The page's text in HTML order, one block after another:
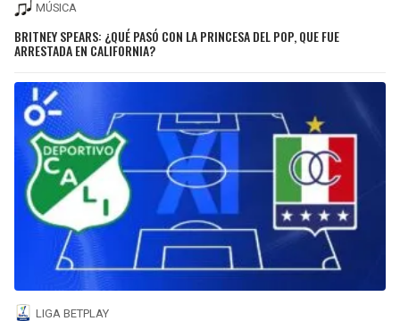
MÚSICA
BRITNEY SPEARS: ¿QUÉ PASÓ CON LA PRINCESA DEL POP, QUE FUE
ARRESTADA EN CALIFORNIA?
LIGA BETPLAY